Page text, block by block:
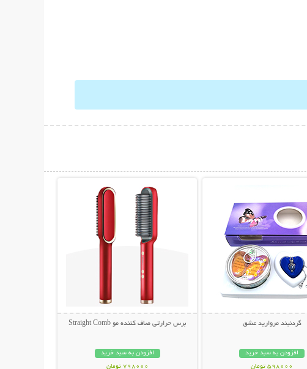
گردنبند مروارید عشق
افزودن به سبد خرید
598000 تومان
برس حرارتی صاف کننده مو Straight Comb
افزودن به سبد خرید
798000 تومان